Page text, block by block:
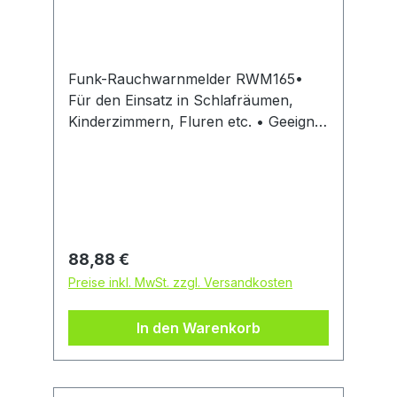
Funk-Rauchwarnmelder RWM165•
Für den Einsatz in Schlafräumen,
Kinderzimmern, Fluren etc. • Geeignet
10 Jahre Batterielebensdauer •
Lautstärke des Alarms: 85 dB •
Stummschaltungsoption •
Regelmäßiger Selbsttest mit
automatischer Fehlermeldung •
Warnton bei schwacher Batterie •
Regulärer Preis:
88,88 €
Preise inkl. MwSt. zzgl. Versandkosten
In den Warenkorb